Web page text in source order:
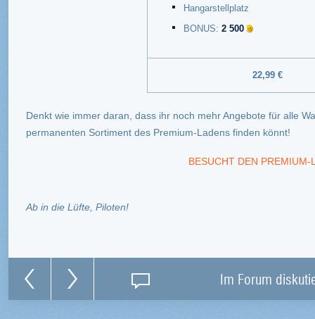
Hangarstellplatz
BONUS: 2 500
22,99 €
Denkt wie immer daran, dass ihr noch mehr Angebote für alle
permanenten Sortiment des Premium-Ladens finden könnt!
BESUCHT DEN PREMIUM-
Ab in die Lüfte, Piloten!
Im Forum